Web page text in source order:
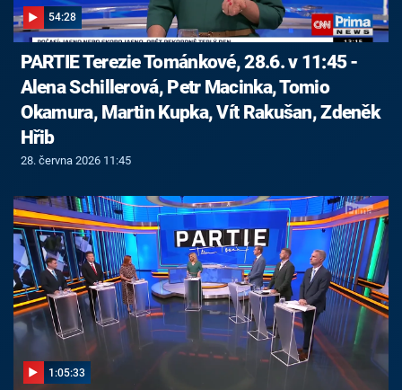
54:28
PARTIE Terezie Tománkové, 28.6. v 11:45 -
Alena Schillerová, Petr Macinka, Tomio
Okamura, Martin Kupka, Vít Rakušan, Zdeněk
Hřib
28. června 2026 11:45
1:05:33